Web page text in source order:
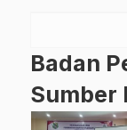
Badan
Sumber